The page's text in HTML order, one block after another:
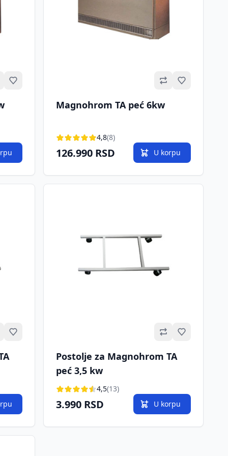
Omiljeno Omiljeno
Magnohrom TA peć 6kw
4,8(8)
126.990 RSD U korpu
Omiljeno Omiljeno
Postolje za Magnohrom TA
peć 3,5 kw
4,5(13)
3.990 RSD U korpu